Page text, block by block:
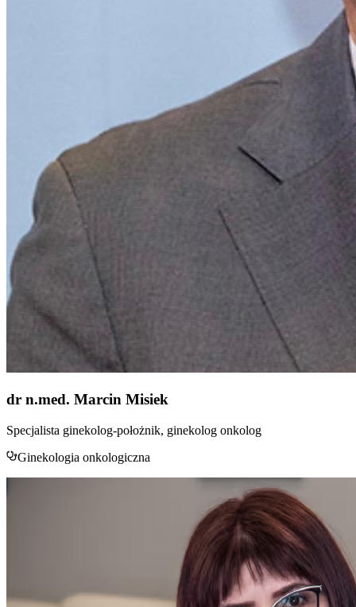
dr n.med. Marcin Misiek
Specjalista ginekolog-położnik, ginekolog onkolog
Ginekologia onkologiczna